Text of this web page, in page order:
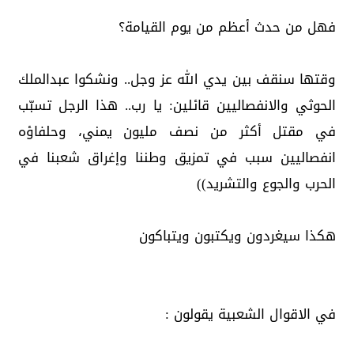
فهل من حدث أعظم من يوم القيامة؟
وقتها سنقف بين يدي الله عز وجل.. ونشكوا عبدالملك
الحوثي والانفصاليين قائلين: يا رب.. هذا الرجل تسبّب
في مقتل أكثر من نصف مليون يمني، وحلفاؤه
انفصاليين سبب في تمزيق وطننا وإغراق شعبنا في
الحرب والجوع والتشريد))
هكذا سيغردون ويكتبون ويتباكون
في الاقوال الشعبية يقولون :